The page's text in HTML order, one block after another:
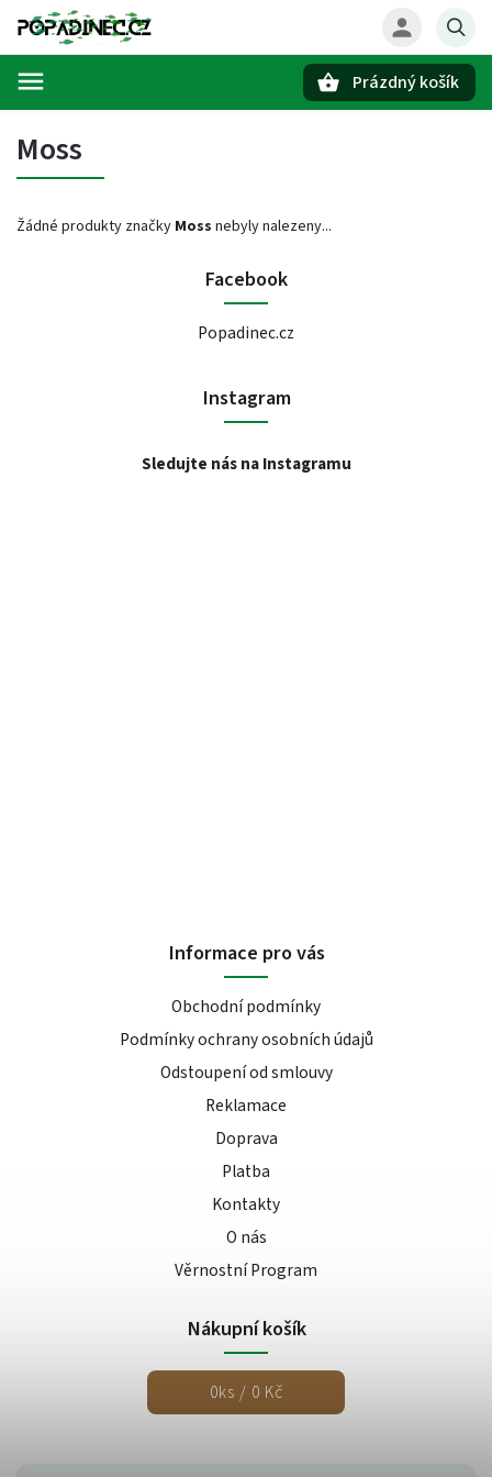
Prázdný košík
Moss
Žádné produkty značky Moss nebyly nalezeny...
Facebook
Popadinec.cz
Instagram
Sledujte nás na Instagramu
Informace pro vás
Obchodní podmínky
Podmínky ochrany osobních údajů
Odstoupení od smlouvy
Reklamace
Doprava
Platba
Kontakty
O nás
Věrnostní Program
Nákupní košík
0ks / 0 Kč